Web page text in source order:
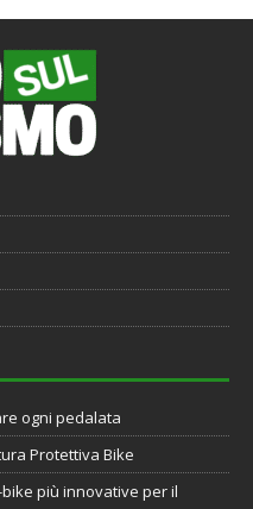
ogni pedalata
Protettiva Bike
più innovative per il